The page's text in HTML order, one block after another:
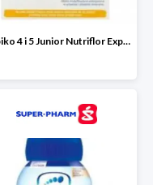
Bebiko 4 i 5 Junior Nutriflor Expert -9%